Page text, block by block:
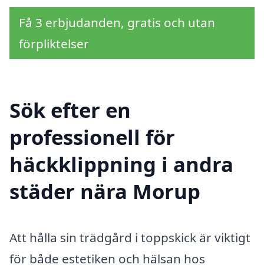
Få 3 erbjudanden, gratis och utan
förpliktelser
Sök efter en
professionell för
häckklippning i andra
städer nära Morup
Att hålla sin trädgård i toppskick är viktigt
för både estetiken och hälsan hos